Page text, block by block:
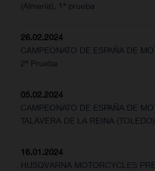
(Almería), 1ª prueba
26.02.2024
CAMPEONATO DE ESPAÑA DE
2ª Prueba
05.02.2024
CAMPEONATO DE ESPAÑA DE
TALAVERA DE LA REINA
16.01.2024
HUSQVARNA MOTORCYCLES